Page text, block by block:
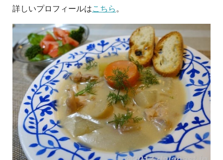
詳しいプロフィールはこちら 。